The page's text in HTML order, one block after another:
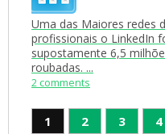
Uma das Maiores redes
profissionais o LinkedIn
supostamente 6,5
roubadas. ...
2 comments
1 2 3 4